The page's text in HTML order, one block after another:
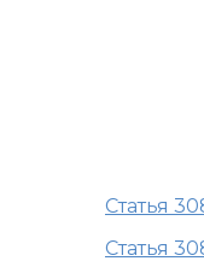
Статья
Статья